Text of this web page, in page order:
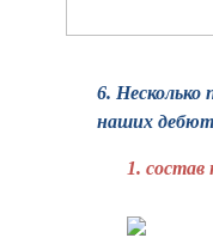
6. Несколько
наших
1.